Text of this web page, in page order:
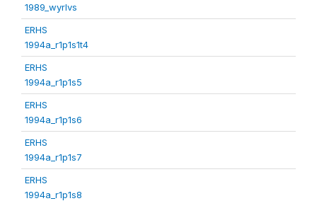
1989_wyrlvs
ERHS
1994a_r1p1s1t4
ERHS
1994a_r1p1s5
ERHS
1994a_r1p1s6
ERHS
1994a_r1p1s7
ERHS
1994a_r1p1s8